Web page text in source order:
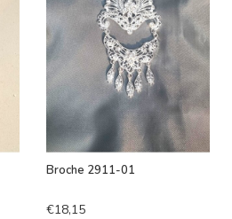
Broche 2911-01
€18,15